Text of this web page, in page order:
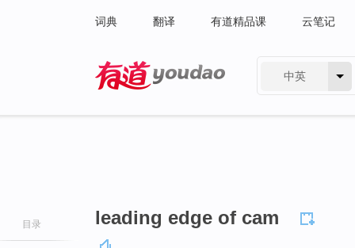
词典 翻译 有道精品课 云笔记
中英
目录 leading edge of cam